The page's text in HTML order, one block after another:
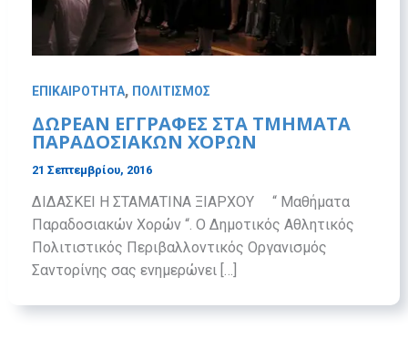
ΕΠΙΚΑΙΡΟΤΗΤΑ, ΠΟΛΙΤΙΣΜΟΣ
ΔΩΡΕΑΝ ΕΓΓΡΑΦΕΣ ΣΤΑ ΤΜΗΜΑΤΑ
ΠΑΡΑΔΟΣΙΑΚΩΝ ΧΟΡΩΝ
21 Σεπτεμβρίου, 2016
ΔΙΔΑΣΚΕΙ Η ΣΤΑΜΑΤΙΝΑ ΞΙΑΡΧΟΥ “ Μαθήματα
Παραδοσιακών Χορών “. Ο Δημοτικός Αθλητικός
Πολιτιστικός Περιβαλλοντικός Οργανισμός
Σαντορίνης σας ενημερώνει […]